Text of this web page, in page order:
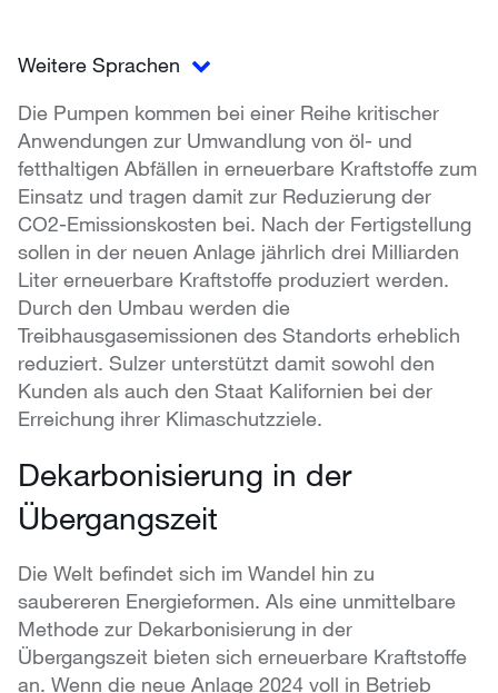
Weitere Sprachen
Die Pumpen kommen bei einer Reihe kritischer
Anwendungen zur Umwandlung von öl- und
fetthaltigen Abfällen in erneuerbare Kraftstoffe zum
Einsatz und tragen damit zur Reduzierung der
CO2-Emissionskosten bei. Nach der Fertigstellung
sollen in der neuen Anlage jährlich drei Milliarden
Liter erneuerbare Kraftstoffe produziert werden.
Durch den Umbau werden die
Treibhausgasemissionen des Standorts erheblich
reduziert. Sulzer unterstützt damit sowohl den
Kunden als auch den Staat Kalifornien bei der
Erreichung ihrer Klimaschutzziele.
Dekarbonisierung in der
Übergangszeit
Die Welt befindet sich im Wandel hin zu
saubereren Energieformen. Als eine unmittelbare
Methode zur Dekarbonisierung in der
Übergangszeit bieten sich erneuerbare Kraftstoffe
an. Wenn die neue Anlage 2024 voll in Betrieb